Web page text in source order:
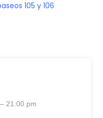
105 y 106
21:00 pm